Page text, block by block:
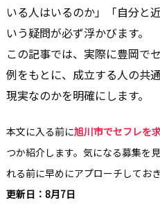
いる人はいるのか」「自分と
いう疑問が必ず浮かびます。
この記事では、実際に豊岡で
例をもとに、成立する人の共
現実なのかを明確にします。
本文に入る前に旭川市でセフレを
つか紹介します。気になる募集を
れる前に早めにアプローチしておき
更新日：8月7日